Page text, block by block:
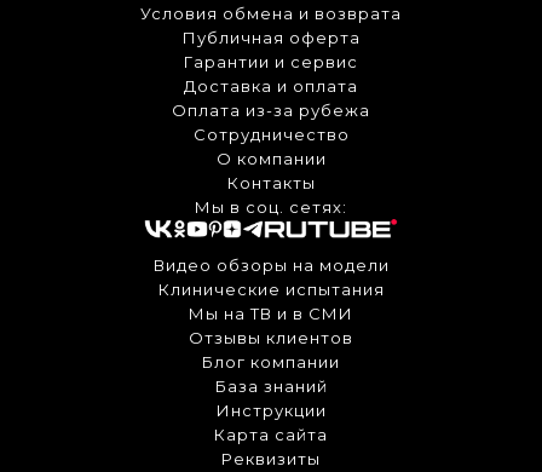
Условия обмена и возврата
Публичная оферта
Гарантии и сервис
Доставка и оплата
Оплата из-за рубежа
Сотрудничество
О компании
Контакты
Мы в соц. сетях:
Видео обзоры на модели
Клинические испытания
Мы на ТВ и в СМИ
Отзывы клиентов
Блог компании
База знаний
Инструкции
Карта сайта
Реквизиты